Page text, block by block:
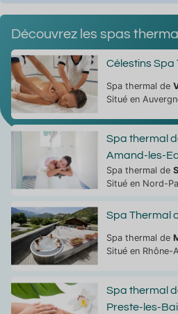
Découvrez les spas
Célestins Spa
Spa thermal de
Situé en
Spa thermal
Amand-les-
Spa thermal de
Situé en Nord-
Spa Thermal
Spa thermal de
Situé en Rhône-
Spa thermal
Preste-les-